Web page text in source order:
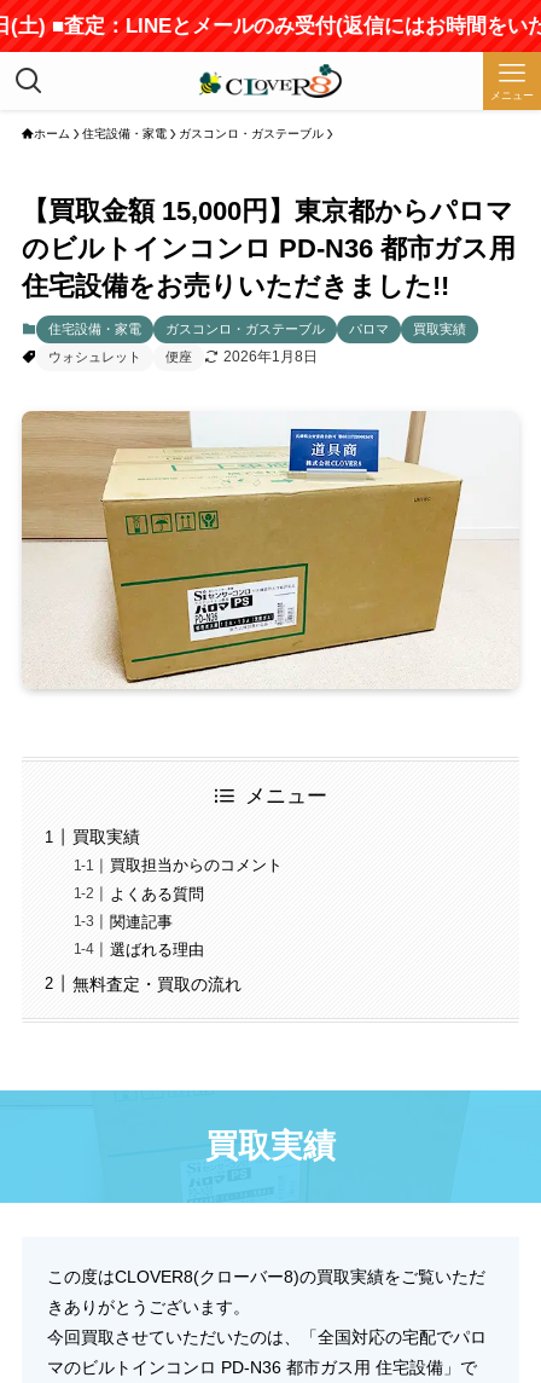
査定：LINEとメールのみ受付(返信にはお時間をいただ
メニュー
ホーム 住宅設備・家電 ガスコンロ・ガステーブル
【買取金額 15,000円】東京都からパロマ
のビルトインコンロ PD-N36 都市ガス用
住宅設備をお売りいただきました!!
住宅設備・家電 ガスコンロ・ガステーブル パロマ
買取実績
ウォシュレット
便座 2026年1月8日
メニュー
買取実績
買取担当からのコメント
よくある質問
関連記事
選ばれる理由
無料査定・買取の流れ
買取実績
この度はCLOVER8(クローバー8)の買取実績をご覧いただ
きありがとうございます。
今回買取させていただいたのは、「全国対応の宅配でパロ
マのビルトインコンロ PD-N36 都市ガス用 住宅設備」で